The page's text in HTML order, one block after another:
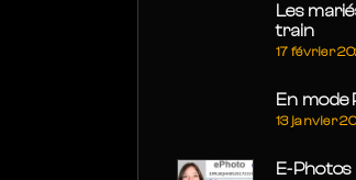
Les
train
17 février
En mode
13 janvier
E-